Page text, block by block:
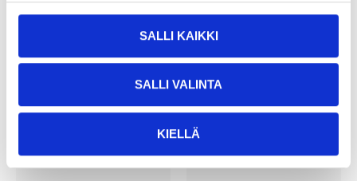
SALLI KAIKKI
SALLI VALINTA
KIELLÄ
85-0396
varuhus
Finns i lager i20varuhus
Säljs ej online